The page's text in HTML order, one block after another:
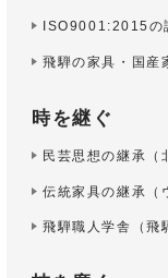
ISO9001:2015の
飛騨の家具・国産
時を継ぐ
民芸思想の継承
伝統家具の継承
飛騨職人学舎 （飛